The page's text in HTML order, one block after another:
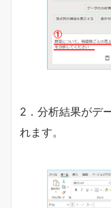
2．分析結果がデ
れます。